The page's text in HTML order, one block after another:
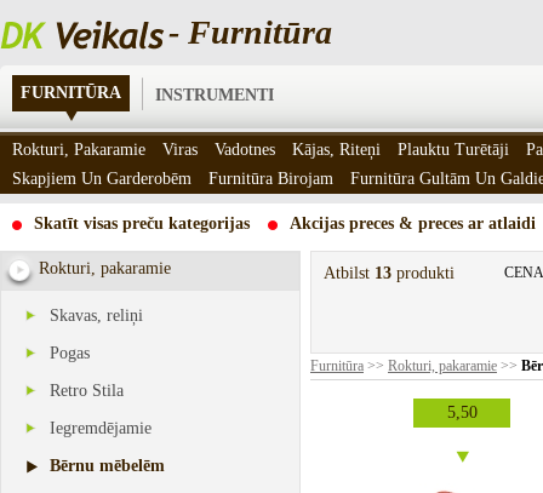
- Furnitūra
FURNITŪRA INSTRUMENTI
Skatīt visas preču kategorijas Akcijas preces & preces ar atlaidi
Rokturi, pakaramie
Skavas, reliņi
Pogas
Retro Stila
Iegremdējamie
Bērnu mēbelēm
Atbilst 13 produkti
Furnitūra >> Rokturi, pakaramie >>
5,50
Rokturi, Pakaramie Viras Vadotnes Kājas, Riteņi Plauktu Turētāji
Skapjiem Un Garderobēm
Furnitūra Birojam Furnitūra Gultām Un